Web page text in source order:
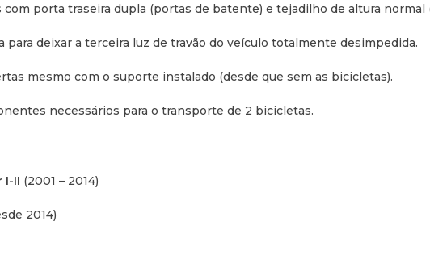
porta traseira dupla (portas de batente) e tejadilho de altura normal
para deixar a terceira luz de travão do veículo totalmente desimpedida.
mesmo com o suporte instalado (desde que sem as bicicletas).
necessários para o transporte de 2 bicicletas.
I-II (2001 – 2014)
2014)